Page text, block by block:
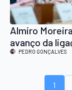
Almiro
avanço da
PEDRO GONÇALVES
1